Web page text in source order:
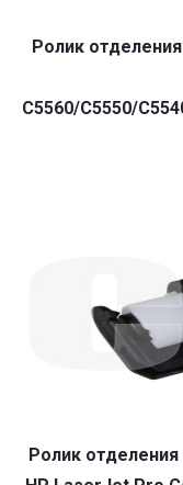
Ролик
C5560/C5550/
Ролик отделения